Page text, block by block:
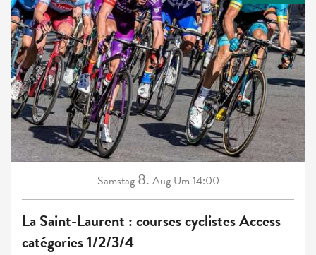
Samstag 8. Aug Um 14:00
La Saint-Laurent : courses cyclistes Access
catégories 1/2/3/4